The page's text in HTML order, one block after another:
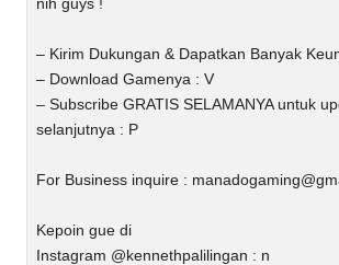
nih guys !
– Kirim Dukungan & Dapatkan Banyak
– Download Gamenya : V
– Subscribe GRATIS SELAMANYA untuk
selanjutnya : P
For Business inquire :
Kepoin gue di
Instagram @kennethpalilingan : n